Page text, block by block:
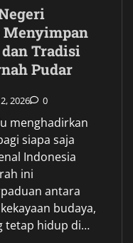
Menyimpan
Tradisi
Pudar
2026 0
menghadirkan
siapa saja
Indonesia
ini
antara
budaya,
tetap hidup di…